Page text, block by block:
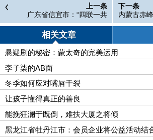
上一条
广东省信宜市：“四联一共
享”推进“小个专”党建
下一条
内蒙古赤
家“不忘初
教育暨民
相关文章
悬疑剧的秘密：蒙太奇的完美运用
李子柒的AB面
冬季如何应对嘴唇干裂
让孩子懂得真正的善良
能挽狂澜于既倒，难扶大厦之将倾
黑龙江省牡丹江市：会员企业将公益活动结